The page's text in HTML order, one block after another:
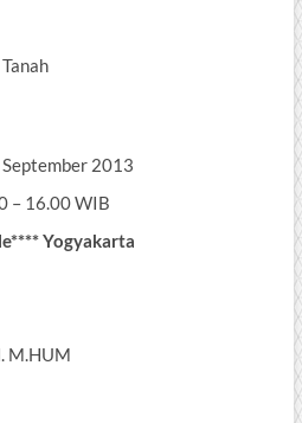
2013
– 16.00 WIB
Yogyakarta
M.HUM